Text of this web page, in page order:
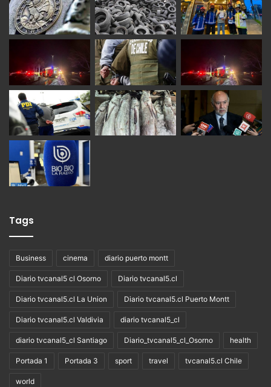
Tags
Business cinema diario puerto montt
Diario tvcanal5 cl Osorno Diario tvcanal5.cl
Diario tvcanal5.cl La Union Diario tvcanal5.cl Puerto Montt
Diario tvcanal5.cl Valdivia diario tvcanal5_cl
diario tvcanal5_cl Santiago Diario_tvcanal5_cl_Osorno health
Portada 1 Portada 3 sport travel tvcanal5.cl Chile
world